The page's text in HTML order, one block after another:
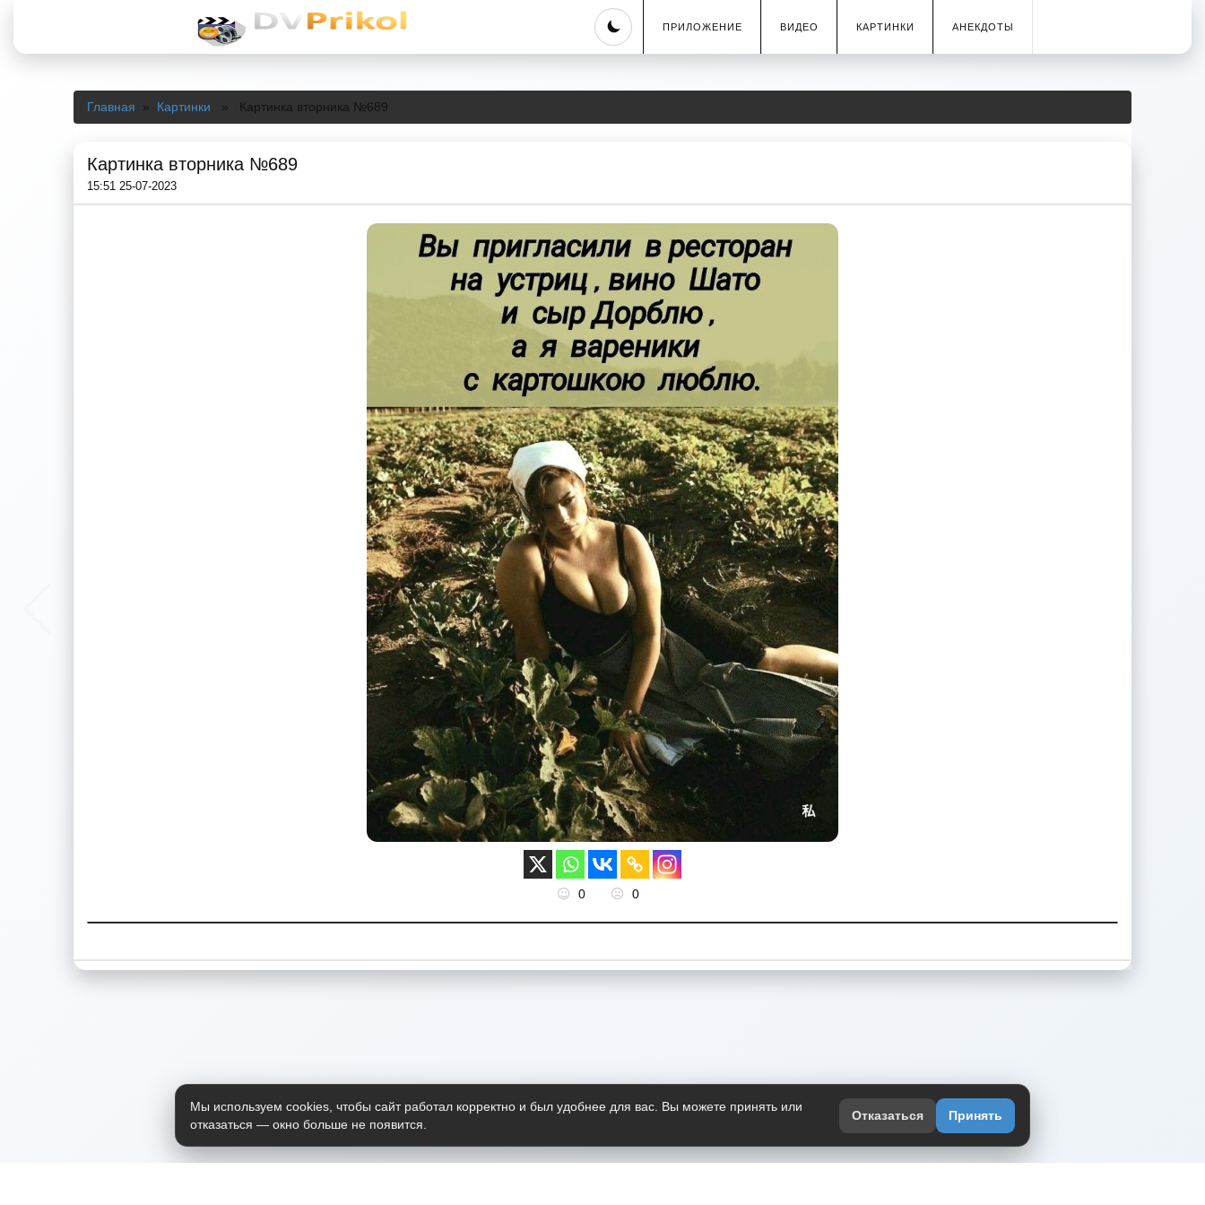
Skip
ПРИЛОЖЕНИЕ ВИДЕО КАРТИНКИ АНЕКДОТЫ
Главная » Картинки » Картинка вторника №689
Картинка вторника №689
15:51 25-07-2023
0 0
Мы используем cookies, чтобы сайт работал корректно и был удобнее для вас. Вы можете принять или
отказаться — окно больше не появится.
Отказаться Принять